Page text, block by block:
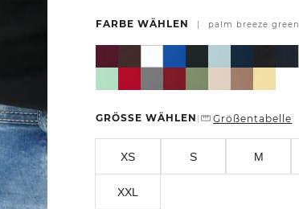
FARBE WÄHLEN | palm breeze green
GRÖSSE WÄHLEN | Größentabelle
XS S M
XXL